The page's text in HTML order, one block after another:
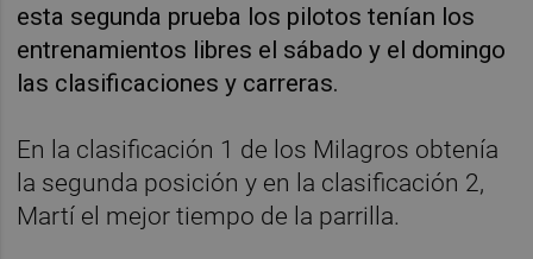
esta segunda prueba los pilotos tenían los
entrenamientos libres el sábado y el domingo
las clasificaciones y carreras.
En la clasificación 1 de los Milagros obtenía
la segunda posición y en la clasificación 2,
Martí el mejor tiempo de la parrilla.